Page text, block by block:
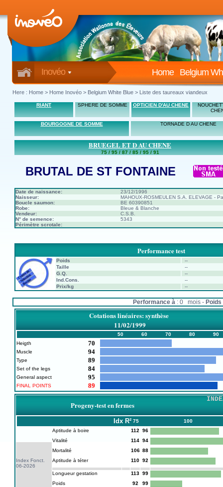
Inovéo Belgium
Home
Here : Home > Home Inovéo > Belgium White Blue > Liste des taureaux viandeux
RIANT SPHERE DE SOMME OPTICIEN D'AU CHENE
BOURGOGNE DE SOMME TORNADE D AU CHENE
BRUEGEL ET D AU CHENE
75 / 95 / 87 / 85 / 95 / 91
BRUTAL DE ST FONTAINE
Date de naissance:
23/12/1996
Naisseur:
MAHOUX-ROSMEULEN S.A. ELEVAGE -
Boucle saumon:
BE 60390851
Robe:
Bleue & Blanche
Vendeur:
C.S.B.
N° de semence:
5343
Périmètre scrotale:
Performance test
Poids
--
Taille
--
G.Q.
--
Ind.Cons.
--
Prix/kg
--
Performance à : 0 mois - Poids
Cotations linéaires: synthèse
11/02/1999
50 60 70 80
90
Heigth
70
Muscle 94
Type 89
Set of the legs 84
General aspect 95
FINAL POINTS 89
Progeny-test en fermes
Idx R² 75 100
Index Fonct.
06-2026
Aptitude à boire 112
96
Vitalité
114 94
Mortalité
106 88
Aptitude à téter
110 92
Longueur gestation 113 99
Poids
92
99